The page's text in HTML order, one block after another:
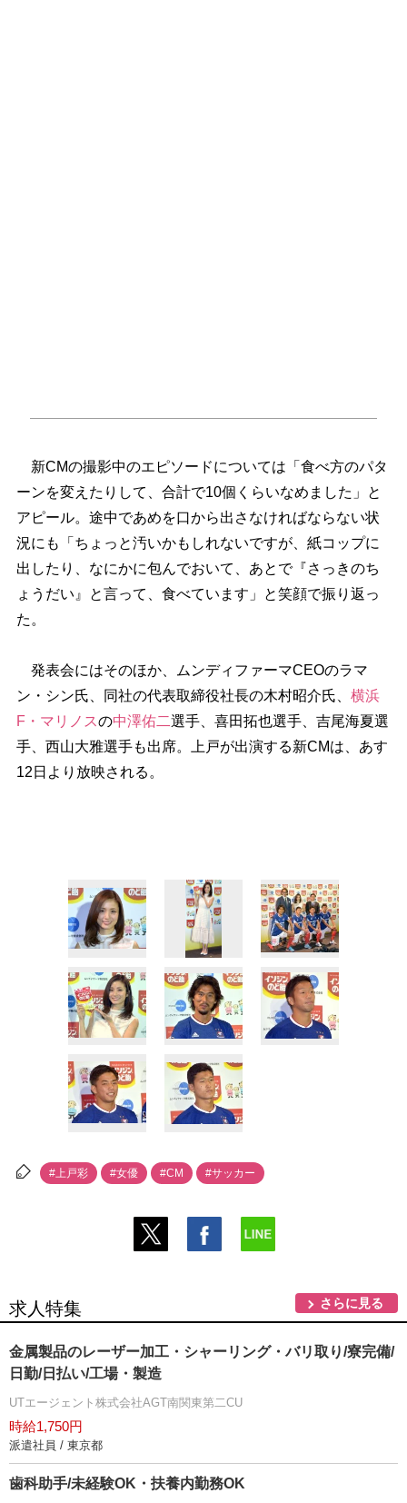
新CMの撮影中のエピソードについては「食べ方のパタ
ーンを変えたりして、合計で10個くらいなめました」と
アピール。途中であめを口から出さなければならない状
況にも「ちょっと汚いかもしれないですが、紙コップに
出したり、なにかに包んでおいて、あとで『さっきのち
ょうだい』と言って、食べています」と笑顔で振り返っ
た。
発表会にはそのほか、ムンディファーマCEOのラマ
ン・シン氏、同社の代表取締役社長の木村昭介氏、 横浜
F・マリノスの中澤佑二選手、喜田拓也選手、吉尾海夏選
手、西山大雅選手も出席。上戸が出演する新CMは、あす
12日より放映される。
#上戸彩 #女優 #CM #サッカー
求人特集 さらに見る
金属製品のレーザー加工・シャーリング・バリ取り/寮完備/
日勤/日払い/工場・製造
UTエージェント株式会社AGT南関東第二CU
時給1,750円
派遣社員 / 東京都
歯科助手/未経験OK・扶養内勤務OK